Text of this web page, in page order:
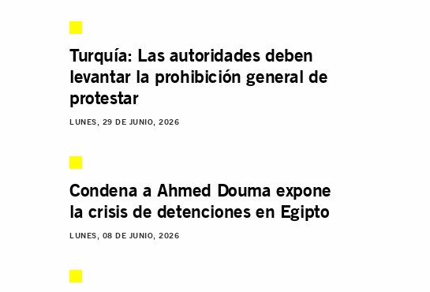
Turquía: Las autoridades deben
levantar la prohibición general de
protestar
LUNES, 29 DE JUNIO, 2026
Condena a Ahmed Douma expone
la crisis de detenciones en Egipto
LUNES, 08 DE JUNIO, 2026